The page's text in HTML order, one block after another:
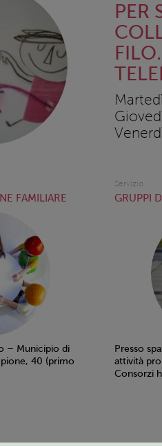
PER
FAMILIARE
– Municipio di
40 (primo
Servizio
GRUPPI
Presso
attività
Consorzi